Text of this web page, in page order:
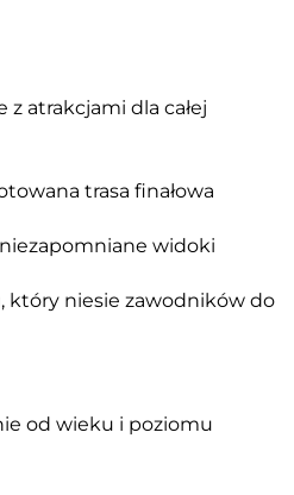
atrakcjami dla całej
trasa finałowa
widoki
który niesie zawodników do
od wieku i poziomu